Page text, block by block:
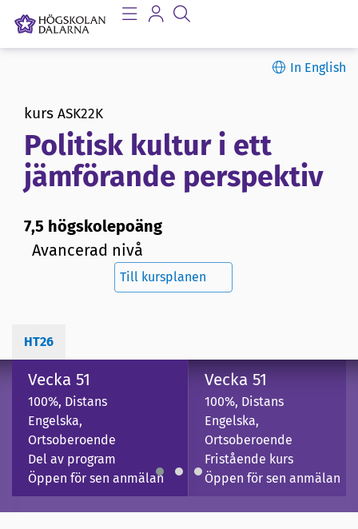
In English
kurs ASK22K
Politisk kultur i ett
jämförande perspektiv
7,5 högskolepoäng
Avancerad nivå
Till kursplanen
HT26
Vecka 51
100%, Distans
Engelska,
Ortsoberoende
Del av program
Öppen för sen anmälan
Vecka 51
100%, Distans
Engelska,
Ortsoberoende
Fristående kurs
Öppen för sen anmälan